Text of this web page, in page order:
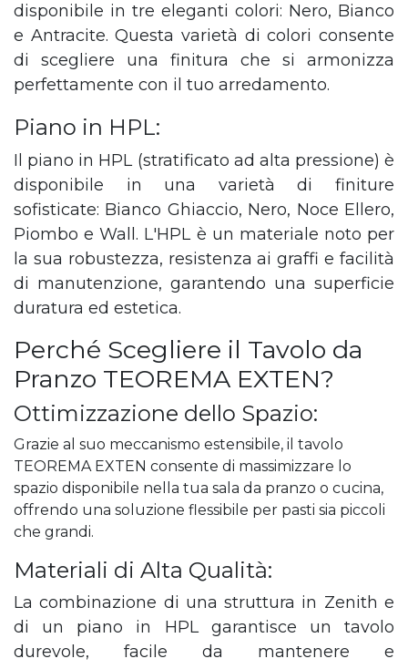
disponibile in tre eleganti colori: Nero, Bianco
e Antracite. Questa varietà di colori consente
di scegliere una finitura che si armonizza
perfettamente con il tuo arredamento.
Piano in HPL:
Il piano in HPL (stratificato ad alta pressione) è
disponibile in una varietà di finiture
sofisticate: Bianco Ghiaccio, Nero, Noce Ellero,
Piombo e Wall. L'HPL è un materiale noto per
la sua robustezza, resistenza ai graffi e facilità
di manutenzione, garantendo una superficie
duratura ed estetica.
Perché Scegliere il Tavolo da
Pranzo TEOREMA EXTEN?
Ottimizzazione dello Spazio:
Grazie al suo meccanismo estensibile, il tavolo
TEOREMA EXTEN consente di massimizzare lo
spazio disponibile nella tua sala da pranzo o cucina,
offrendo una soluzione flessibile per pasti sia piccoli
che grandi.
Materiali di Alta Qualità:
La combinazione di una struttura in Zenith e
di un piano in HPL garantisce un tavolo
durevole, facile da mantenere e